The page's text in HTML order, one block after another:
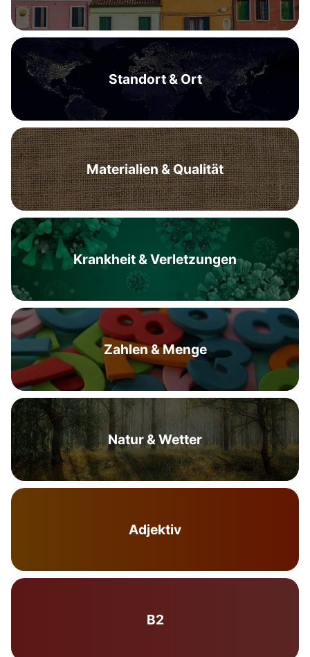
Standort & Ort
Materialien & Qualität
Krankheit & Verletzungen
Zahlen & Menge
Natur & Wetter
Adjektiv
B2